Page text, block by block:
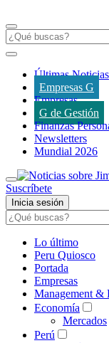
Últimas Noticias
Empresas G
Empresas
G de Gestión
Finanzas
Newsletters
Mundial 2026
Suscríbete
Inicia sesión
Lo último
Peru Quiosco
Portada
Empresas
Management &
Economía
Mercados
Perú